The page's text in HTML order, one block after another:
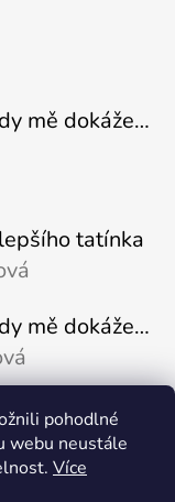
pohodlné
webu neustále
Více
Hrneček - Jsou dny, kdy mě dokáže nasrat i vzduch - Sova
tatínka
Hrneček - Jsou dny, kdy mě dokáže nasrat i vzduch-naštvaný pejsek